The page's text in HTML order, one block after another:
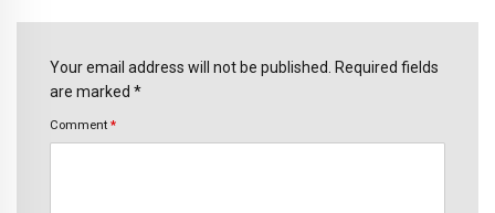
Your email address will not be published. Required fields
are marked *
Comment *